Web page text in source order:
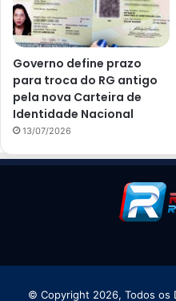
Governo define prazo
para troca do RG antigo
pela nova Carteira de
Identidade Nacional
13/07/2026
© Copyright 2026, Todos os